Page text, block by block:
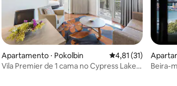
média de 5, 31 avaliações
Apartamento ⋅ Pokolbin 4,81 de uma
4,81 (31)
Vila Premier de 1 cama no Cypress Lakes
Beira-